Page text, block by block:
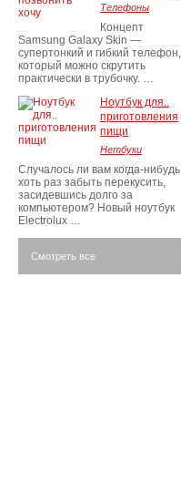
Телефоны
Концепт
Samsung Galaxy Skin —
супертонкий и гибкий телефон,
который можно скрутить
практически в трубочку. …
Ноутбук для..
приготовления
пищи
Нетбуки
Случалось ли вам когда-нибудь
хоть раз забыть перекусить,
засидевшись долго за
компьютером? Новый ноутбук
Electrolux …
Смотреть все